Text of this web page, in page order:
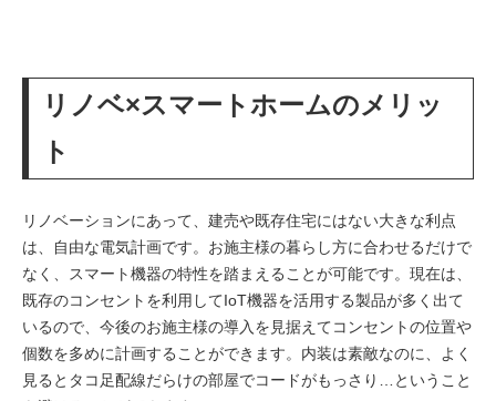
リノベ×スマートホームのメリッ
ト
リノベーションにあって、建売や既存住宅にはない大きな利点
は、自由な電気計画です。お施主様の暮らし方に合わせるだけで
なく、スマート機器の特性を踏まえることが可能です。現在は、
既存のコンセントを利用してIoT機器を活用する製品が多く出て
いるので、今後のお施主様の導入を見据えてコンセントの位置や
個数を多めに計画することができます。内装は素敵なのに、よく
見るとタコ足配線だらけの部屋でコードがもっさり…ということ